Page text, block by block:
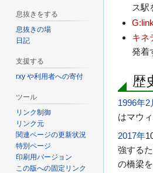
ス駅
G:link
キネ
発着
歴
1996年2
はマウ
2017年
強する
の橋梁
息抜きをする
息抜きの場
日記
支援する
rxy や利用者への寄付
ツール
リンク制御
リンク元
関連ページの更新状況
特別ページ
印刷用バージョン
この版への固定リンク